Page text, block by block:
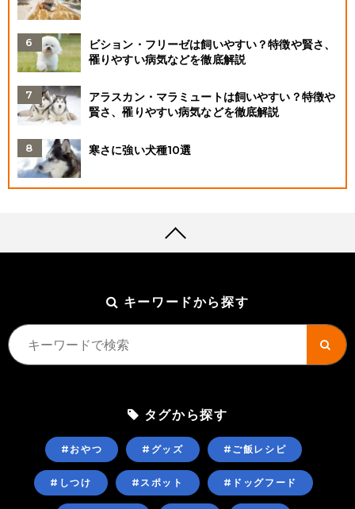
ビション・フリーゼは飼いやすい？特徴や賢さ、
罹りやすい病気などを徹底解説
アラスカン・マラミュートは飼いやすい？特徴や
賢さ、罹りやすい病気などを徹底解説
寒さに強い犬種10選
キーワードから探す
タグから探す
#おやつ #グッズ #ご飯レシピ
#しつけ #スポット #ドッグフード